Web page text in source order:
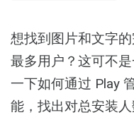
想找到图片和文字
最多用户？这可不
一下如何通过 Play
能，找出对总安装